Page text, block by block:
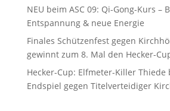
NEU beim ASC 09: Qi-Gong-Kurs –
Entspannung & neue Energie
Finales Schützenfest gegen
gewinnt zum 8. Mal den Hecker-
Hecker-Cup: Elfmeter-Killer Thiede
Endspiel gegen Titelverteidiger